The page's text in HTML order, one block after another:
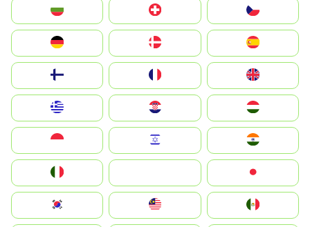
Switzerland
Deutschland
United Kingdom
Magyarország
South Korea